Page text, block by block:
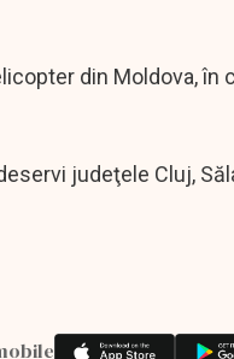
din Moldova, în
judeţele Cluj,